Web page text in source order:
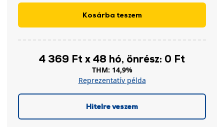
Kosárba teszem
4 369 Ft x 48 hó, önrész: 0 Ft
THM: 14,9%
Reprezentatív példa
Hitelre veszem